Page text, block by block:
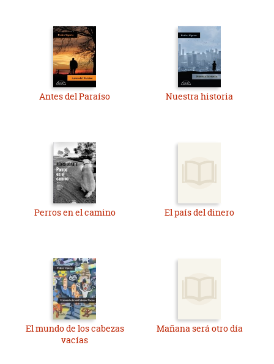
Antes del Paraíso Nuestra historia
Perros en el camino El país del dinero
El mundo de los cabezas
vacías
Mañana será otro día